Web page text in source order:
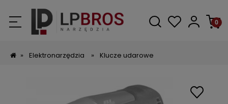
» Elektronarzędzia » Klucze udarowe